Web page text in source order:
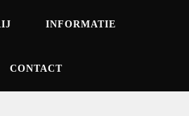
INFORMATIE
CONTACT